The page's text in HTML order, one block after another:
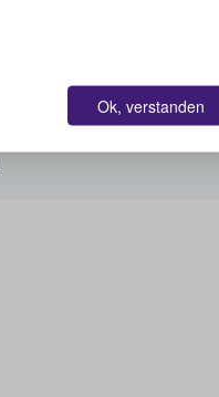
Ok, verstanden